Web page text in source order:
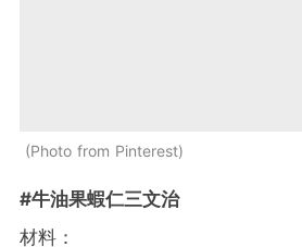
Photo from Pinterest
#牛油果蝦仁三文治
材料：